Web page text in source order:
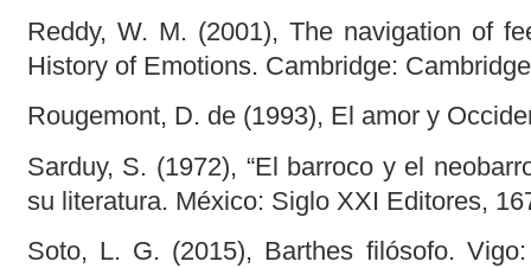
Reddy, W. M. (2001), The navigation of
History of Emotions. Cambridge:
Rougemont, D. de (1993), El amor y
Sarduy, S. (1972), “El barroco y el
su literatura. México: Siglo XXI Editores,
Soto, L. G. (2015), Barthes filósofo.